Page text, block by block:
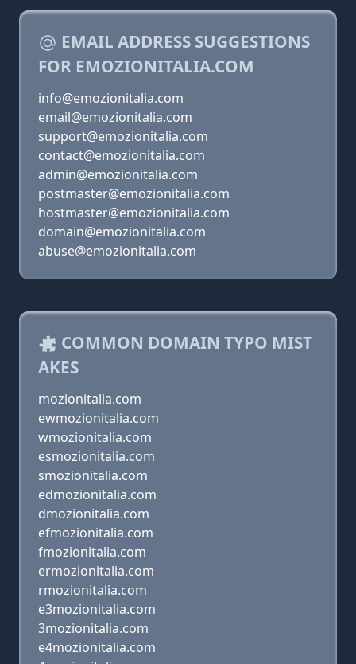
EMAIL ADDRESS SUGGESTIONS
FOR EMOZIONITALIA.COM
info@emozionitalia.com
email@emozionitalia.com
support@emozionitalia.com
contact@emozionitalia.com
admin@emozionitalia.com
postmaster@emozionitalia.com
hostmaster@emozionitalia.com
domain@emozionitalia.com
abuse@emozionitalia.com
COMMON DOMAIN TYPO MIST
AKES
mozionitalia.com
ewmozionitalia.com
wmozionitalia.com
esmozionitalia.com
smozionitalia.com
edmozionitalia.com
dmozionitalia.com
efmozionitalia.com
fmozionitalia.com
ermozionitalia.com
rmozionitalia.com
e3mozionitalia.com
3mozionitalia.com
e4mozionitalia.com